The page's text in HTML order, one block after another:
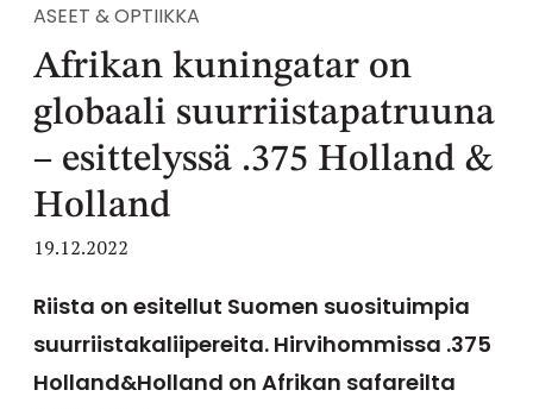
ASEET & OPTIIKKA
Afrikan kuningatar on
globaali suurriistapatruuna
– esittelyssä .375 Holland &
Holland
19.12.2022
Riista on esitellut Suomen suosituimpia
suurriistakaliipereita. Hirvihommissa .375
Holland&Holland on Afrikan safareilta